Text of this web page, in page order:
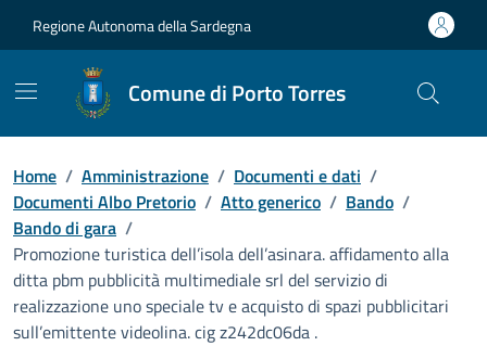
Regione Autonoma della Sardegna
Comune di Porto Torres
Home / Amministrazione / Documenti e dati /
Documenti Albo Pretorio / Atto generico / Bando /
Bando di gara /
Promozione turistica dell’isola dell’asinara. affidamento alla
ditta pbm pubblicità multimediale srl del servizio di
realizzazione uno speciale tv e acquisto di spazi pubblicitari
sull’emittente videolina. cig z242dc06da .